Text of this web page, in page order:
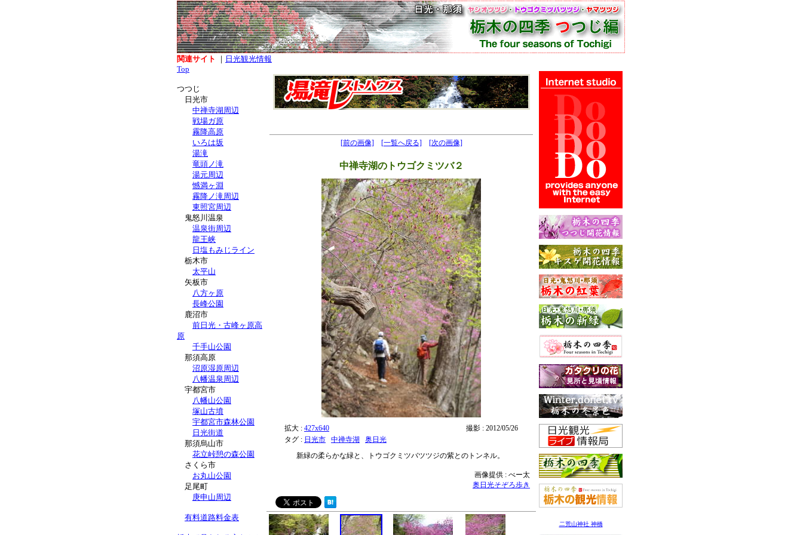
関連サイト ｜ 日光観光情報
Top
つつじ
日光市
中禅寺湖周辺
戦場ガ原
霧降高原
いろは坂
湯滝
竜頭ノ滝
湯元周辺
憾満ヶ淵
霧降ノ滝周辺
東照宮周辺
鬼怒川温泉
温泉街周辺
龍王峡
日塩もみじライン
栃木市
太平山
矢板市
八方ヶ原
長峰公園
鹿沼市
前日光・古峰ヶ原高
原
千手山公園
那須高原
沼原湿原周辺
八幡温泉周辺
宇都宮市
八幡山公園
塚山古墳
宇都宮市森林公園
日光街道
那須烏山市
花立峠憩の森公園
さくら市
お丸山公園
足尾町
庚申山周辺
有料道路料金表
[前の画像] [一覧へ戻る] [次の画像]
中禅寺湖のトウゴクミツバ２
拡大 : 427x640
撮影 : 2012/05/26
タグ : 日光市 中禅寺湖
奥日光
新緑の柔らかな緑と、トウゴクミツバツツジの紫とのトンネル。
画像提供 : べー太
奥日光そぞろ歩き
二荒山神社 神橋